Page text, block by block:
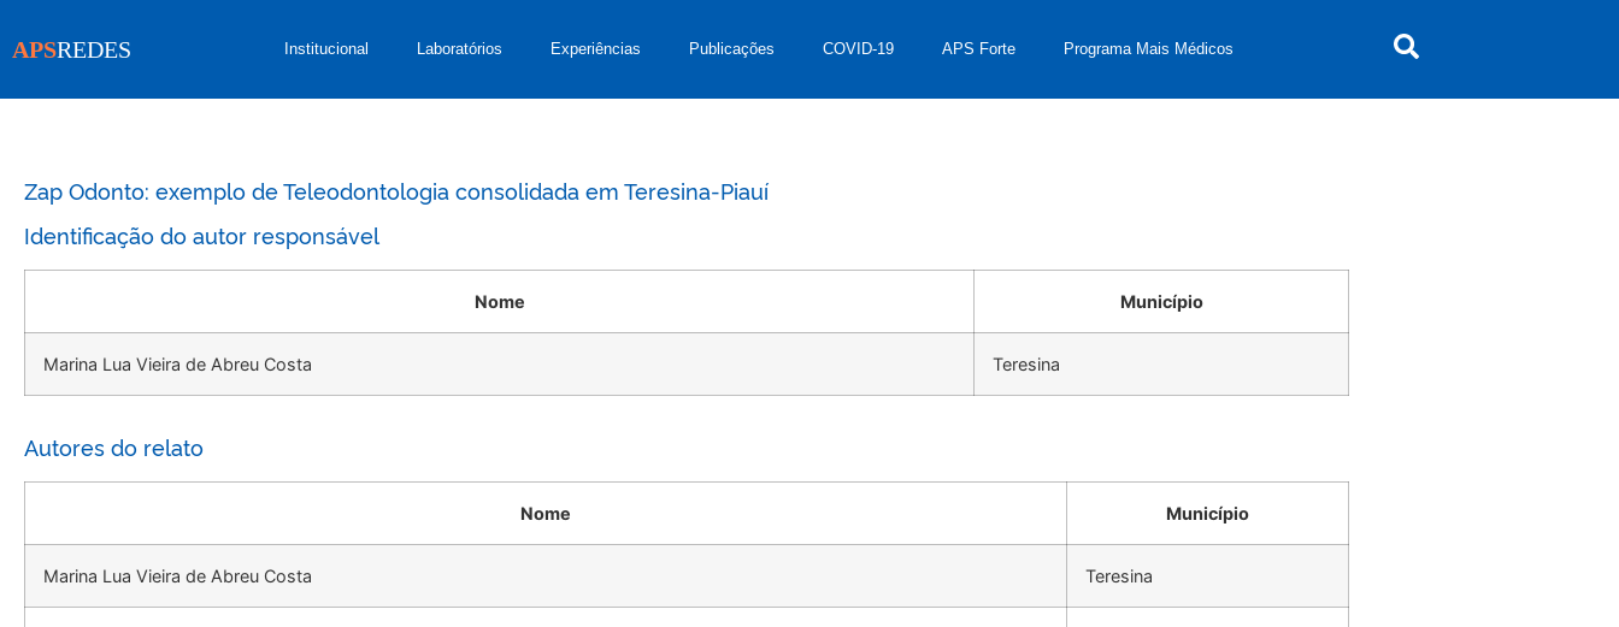
APSREDES Institucional Laboratórios Experiências Publicações COVID-19 APS Forte Programa Mais Médicos
Zap Odonto: exemplo de Teleodontologia consolidada em Teresina-Piauí
Identificação do autor responsável
Nome Município
Marina Lua Vieira de Abreu Costa Teresina
Autores do relato
Nome Município
Marina Lua Vieira de Abreu Costa Teresina